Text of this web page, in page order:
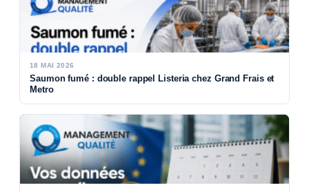
18 MAI 2026
Saumon fumé : double rappel Listeria chez Grand Frais et
Metro